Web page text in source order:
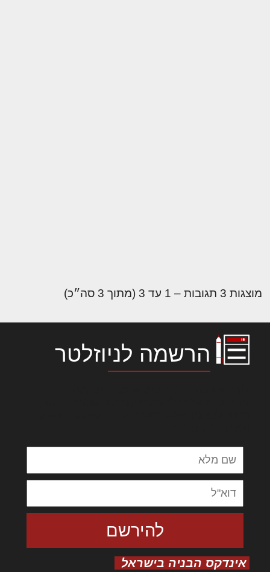
מוצגות 3 תגובות – 1 עד 3 (מתוך 3 סה״כ)
הרשמה לניוזלטר
אינדקס הבניה בישראל